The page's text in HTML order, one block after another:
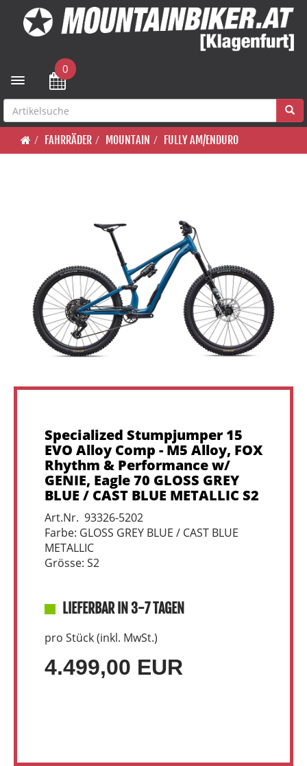
Toggle navigation
0
FAHRRÄDER MOUNTAIN FULLY AM/ENDURO
Specialized Stumpjumper 15
EVO Alloy Comp - M5 Alloy, FOX
Rhythm & Performance w/
GENIE, Eagle 70 GLOSS GREY
BLUE / CAST BLUE METALLIC S2
Art.Nr. 93326-5202
Farbe: GLOSS GREY BLUE / CAST BLUE
METALLIC
Grösse: S2
LIEFERBAR IN 3-7 TAGEN
pro Stück (inkl. MwSt.)
4.499,00 EUR